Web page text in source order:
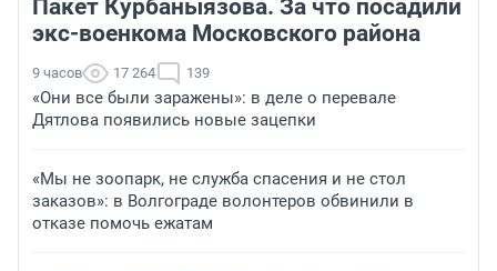
Пакет Курбаныязова. За что посадили
экс-военкома Московского района
9 часов 17 264 139
«Они все были заражены»: в деле о перевале
Дятлова появились новые зацепки
«Мы не зоопарк, не служба спасения и не стол
заказов»: в Волгограде волонтеров обвинили в
отказе помочь ежатам